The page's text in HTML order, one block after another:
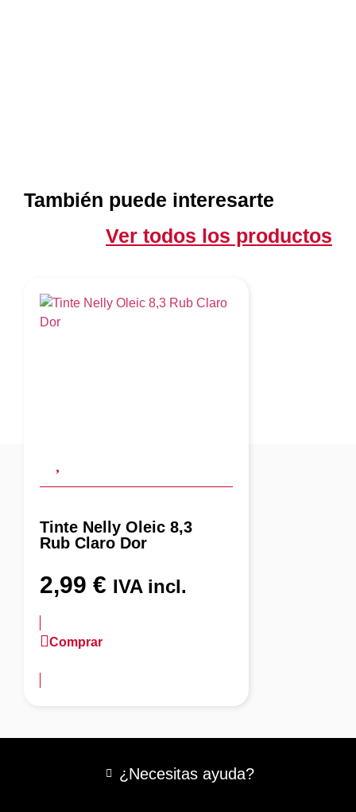
También puede interesarte
Ver todos los productos
Tinte Nelly Oleic 8,3
Rub Claro Dor
2,99 € IVA incl.
Comprar
¿Necesitas ayuda?